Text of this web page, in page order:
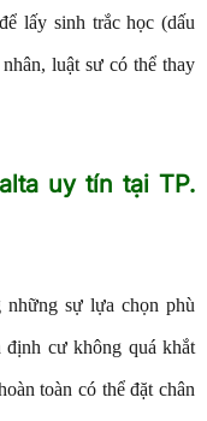
lấy sinh trắc học (dấu
luật sư có thể thay
uy tín tại TP.
những sự lựa chọn phù
cư không quá khắt
toàn có thể đặt chân